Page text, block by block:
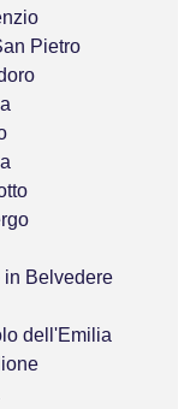
Pietro
in Belvedere
dell'Emilia